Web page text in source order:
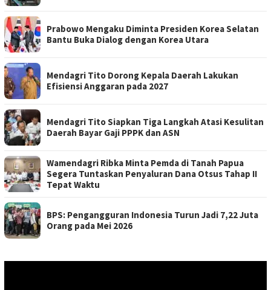
Prabowo Mengaku Diminta Presiden Korea Selatan
Bantu Buka Dialog dengan Korea Utara
Mendagri Tito Dorong Kepala Daerah Lakukan
Efisiensi Anggaran pada 2027
Mendagri Tito Siapkan Tiga Langkah Atasi Kesulitan
Daerah Bayar Gaji PPPK dan ASN
Wamendagri Ribka Minta Pemda di Tanah Papua
Segera Tuntaskan Penyaluran Dana Otsus Tahap II
Tepat Waktu
BPS: Pengangguran Indonesia Turun Jadi 7,22 Juta
Orang pada Mei 2026